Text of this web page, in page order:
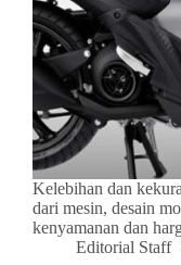
Kelebihan dan
dari mesin, desain
kenyamanan dan
Editorial Staff